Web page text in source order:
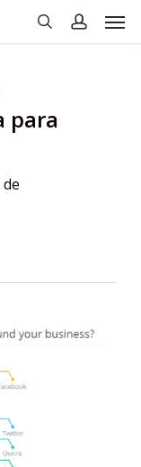
para